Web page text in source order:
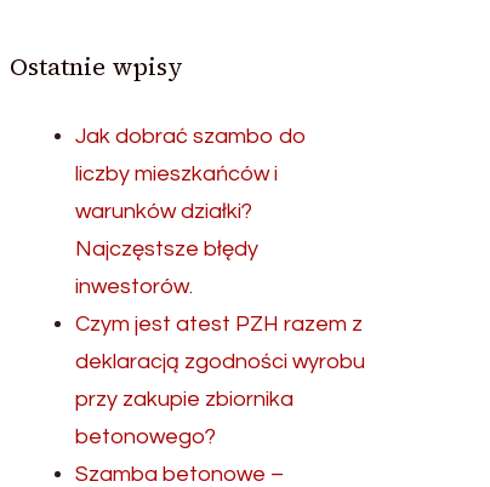
Ostatnie wpisy
Jak dobrać szambo do
liczby mieszkańców i
warunków działki?
Najczęstsze błędy
inwestorów.
Czym jest atest PZH razem z
deklaracją zgodności wyrobu
przy zakupie zbiornika
betonowego?
Szamba betonowe –